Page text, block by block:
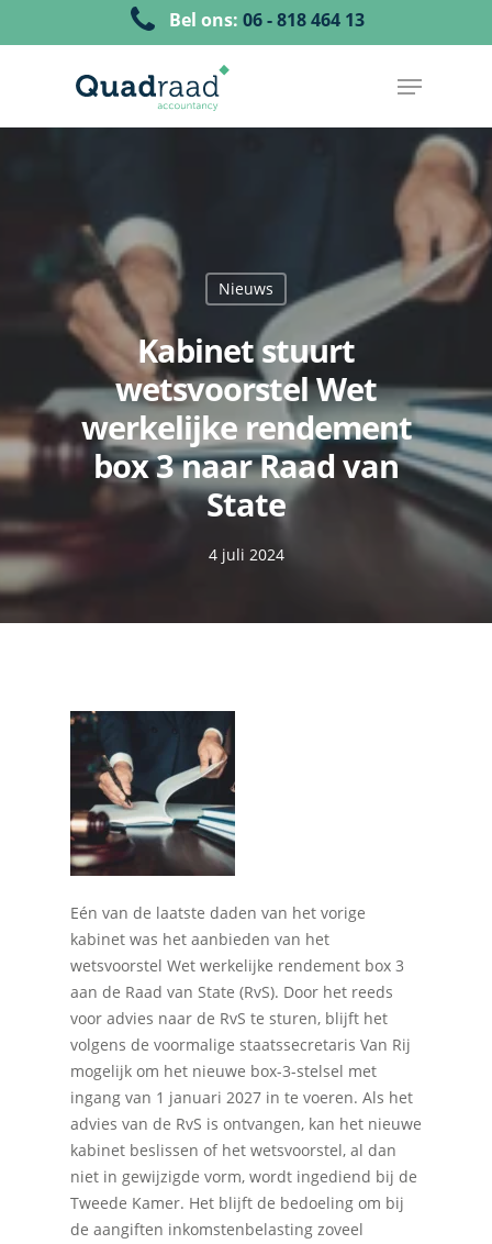
Bel ons: 06 - 818 464 13
Nieuws
Kabinet stuurt
wetsvoorstel Wet
werkelijke rendement
box 3 naar Raad van
State
4 juli 2024
Eén van de laatste daden van het vorige
kabinet was het aanbieden van het
wetsvoorstel Wet werkelijke rendement box 3
aan de Raad van State (RvS). Door het reeds
voor advies naar de RvS te sturen, blijft het
volgens de voormalige staatssecretaris Van Rij
mogelijk om het nieuwe box-3-stelsel met
ingang van 1 januari 2027 in te voeren. Als het
advies van de RvS is ontvangen, kan het nieuwe
kabinet beslissen of het wetsvoorstel, al dan
niet in gewijzigde vorm, wordt ingediend bij de
Tweede Kamer. Het blijft de bedoeling om bij
de aangiften inkomstenbelasting zoveel